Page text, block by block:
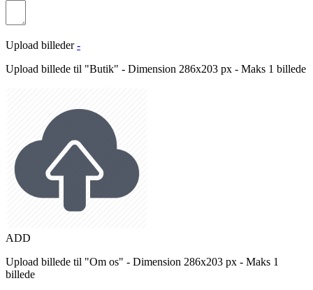
Upload billeder -
Upload billede til "Butik" - Dimension 286x203 px - Maks 1 billede
ADD
Upload billede til "Om os" - Dimension 286x203 px - Maks 1
billede